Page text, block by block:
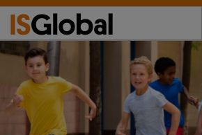
Artículos destacados